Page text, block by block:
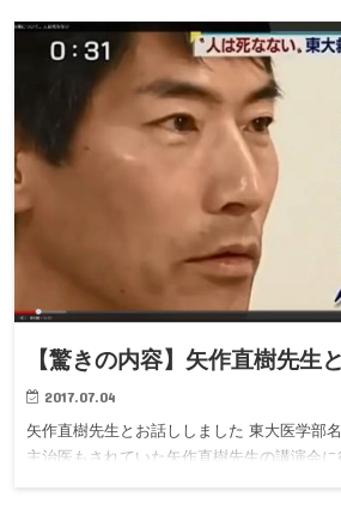
【驚きの内容】矢作直樹先生
2017.07.04
矢作直樹先生とお話ししました 東大医学部
主治医もされていた矢作直樹先生の講演会に